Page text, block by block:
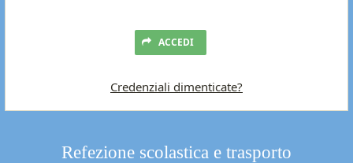
Refezione scolastica e trasporto
ACCEDI
Credenziali dimenticate?